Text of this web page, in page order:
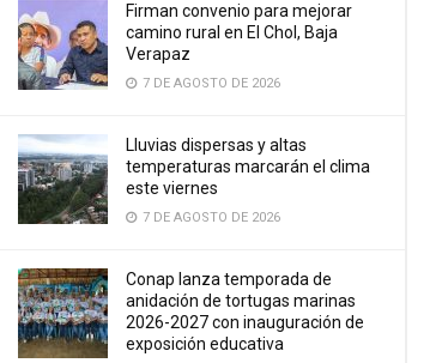
Firman convenio para mejorar
camino rural en El Chol, Baja
Verapaz
7 DE AGOSTO DE 2026
Lluvias dispersas y altas
temperaturas marcarán el clima
este viernes
7 DE AGOSTO DE 2026
Conap lanza temporada de
anidación de tortugas marinas
2026-2027 con inauguración de
exposición educativa